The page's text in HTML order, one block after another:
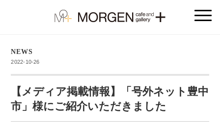
NEWS
2022-10-26
【メディア掲載情報】「号外ネット豊中
市」様にご紹介いただきました